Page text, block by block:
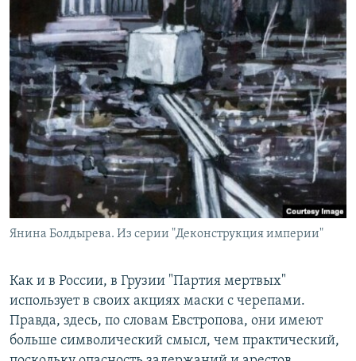
Янина Болдырева. Из серии "Деконструкция империи"
Как и в России, в Грузии "Партия мертвых"
использует в своих акциях маски с черепами.
Правда, здесь, по словам Евстропова, они имеют
больше символический смысл, чем практический,